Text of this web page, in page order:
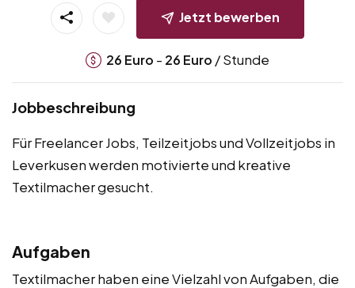
Jetzt bewerben
26 Euro - 26 Euro / Stunde
Jobbeschreibung
Für Freelancer Jobs, Teilzeitjobs und Vollzeitjobs in
Leverkusen werden motivierte und kreative
Textilmacher gesucht.
Aufgaben
Textilmacher haben eine Vielzahl von Aufgaben, die